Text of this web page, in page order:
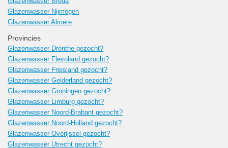
Glazenwasser Nijmegen
Glazenwasser Almere
Provincies
Glazenwasser Drenthe gezocht?
Glazenwasser Flevoland gezocht?
Glazenwasser Friesland gezocht?
Glazenwasser Gelderland gezocht?
Glazenwasser Groningen gezocht?
Glazenwasser Limburg gezocht?
Glazenwasser Noord-Brabant gezocht?
Glazenwasser Noord-Holland gezocht?
Glazenwasser Overijssel gezocht?
Glazenwasser Utrecht gezocht?